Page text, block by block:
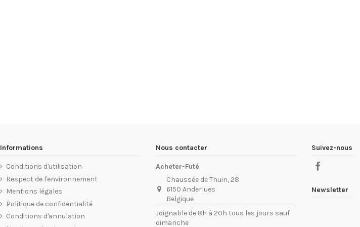
Informations
Conditions d'utilisation
Respect de l'environnement
Mentions légales
Politique de confidentialité
Conditions d'annulation
Nous contacter
Acheter-Futé
Chaussée de Thuin, 28
6150 Anderlues
Belgique
Joignable de 8h à 20h tous les jours sauf
dimanche
Suivez-nous
Newsletter